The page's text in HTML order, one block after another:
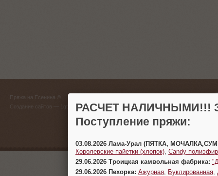
Пряжа на Есенина ©
Создание сайтов
(383)
г.
РАСЧЕТ НАЛИЧНЫМИ!!!
Поступление пряжи:
03.08.2026 Лама-Урал (ПЯТКА,
Королевские пайетки (хлопок) Candy
29.06.2026 Троицкая камвольная фабрика:
29.06.2026 Пехорка: Ажурная Буклированная